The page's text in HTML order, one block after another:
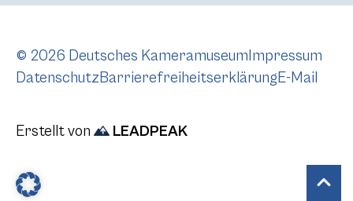
© 2026 Deutsches Kameramuseum Impressum
DatenschutzBarrierefreiheitserklärungE-Mail
Erstellt von LEADPEAK